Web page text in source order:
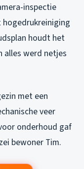
inspectie
houdt het
alles werd netjes
met een
veer
onderhoud gaf
bewoner Tim.